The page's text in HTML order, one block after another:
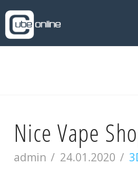
Nice Vape
admin 24.01.2020